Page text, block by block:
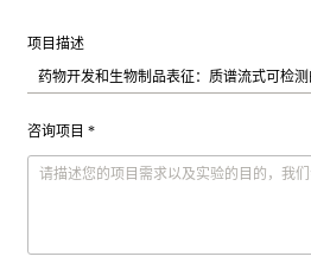
项目描述
咨询项目 *